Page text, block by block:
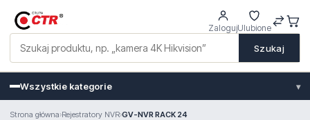
Szukaj
ZalogujUlubione
Wszystkie kategorie ▾
Strona główna›Rejestratory NVR›GV-NVR RACK 24